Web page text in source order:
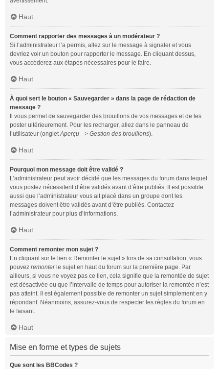
Haut
Comment rapporter des messages à un modérateur ?
Si l’administrateur l’a permis, allez sur le message à signaler et vous
devriez voir un bouton pour rapporter le message. En cliquant dessus,
vous accéderez aux étapes nécessaires pour le faire.
Haut
À quoi sert le bouton « Sauvegarder » dans la page de rédaction de
message ?
Il vous permet de sauvegarder des brouillons de vos messages et de les
poster ultérieurement. Pour les recharger, allez dans le panneau de
l’utilisateur (ongletAperçu --> Gestion des brouillons).
Haut
Pourquoi mon message doit être validé ?
L’administrateur peut avoir décidé que les messages du forum dans lequel
vous postez nécessitent d’être validés avant d’être publiés. Il est possible
aussi que l’administrateur vous ait placé dans un groupe dont les
messages doivent être validés avant d’être publiés. Contactez
l’administrateur pour plus d’informations.
Haut
Comment remonter mon sujet ?
En cliquant sur le lien « Remonter le sujet » lors de sa consultation, vous
pouvez remonterle sujet en haut du forum sur la première page. Par
ailleurs, si vous ne voyez pas ce lien, cela signifie que la remontée de sujet
est désactivée ou que l’intervalle de temps pour autoriser la remontée n’est
pas atteint. Il est également possible de remonter un sujet simplement en y
répondant. Néanmoins, assurez-vous de respecter les règles du forum en
le faisant.
Haut
Mise en forme et types de sujets
Que sont les BBCodes ?